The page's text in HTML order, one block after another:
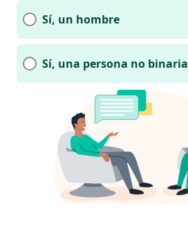
Sí, un hombre
Sí, una persona no binaria